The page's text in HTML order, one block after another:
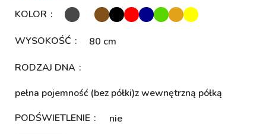
KOLOR
WYSOKOŚĆ 80 cm
RODZAJ DNA
pełna pojemność (bez półki)z wewnętrzną półką
PODŚWIETLENIE
nie